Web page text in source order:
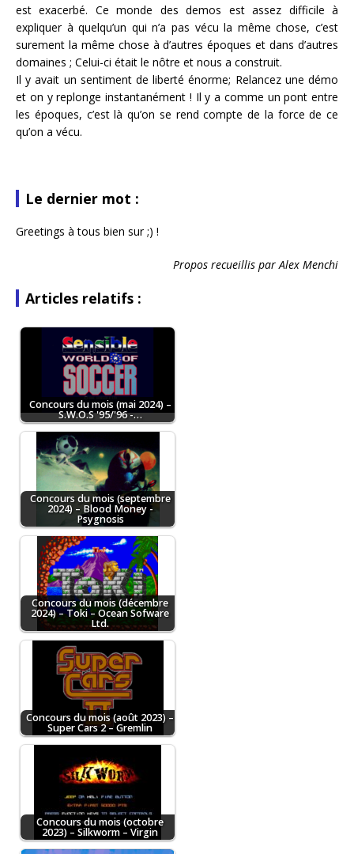
est exacerbé. Ce monde des demos est assez difficile à
expliquer à quelqu’un qui n’a pas vécu la même chose, c’est
surement la même chose à d’autres époques et dans d’autres
domaines ; Celui-ci était le nôtre et nous a construit.
Il y avait un sentiment de liberté énorme; Relancez une démo
et on y replonge instantanément ! Il y a comme un pont entre
les époques, c’est là qu’on se rend compte de la force de ce
qu’on a vécu.
Le dernier mot :
Greetings à tous bien sur ;) !
Propos recueillis par Alex Menchi
Articles relatifs :
Concours du mois (mai 2024) –
S.W.O.S '95/'96 -…
Concours du mois (septembre
2024) – Blood Money -
Psygnosis
Concours du mois (décembre
2024) – Toki – Ocean Sofware
Ltd.
Concours du mois (août 2023) –
Super Cars 2 – Gremlin
Concours du mois (octobre
2023) – Silkworm – Virgin